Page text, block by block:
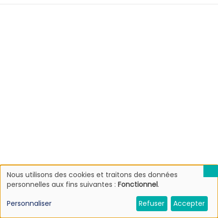
Utilisation
des
données
Nous utilisons des cookies et traitons des données
personnelles aux fins suivantes : Fonctionnel.
Personnaliser
Refuser Accepter